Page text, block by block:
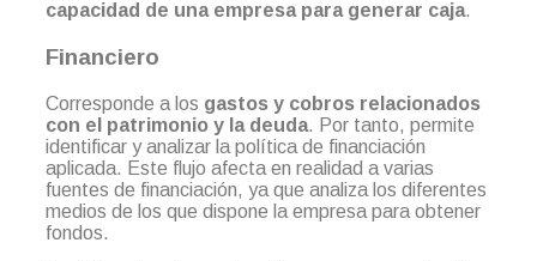
capacidad de una empresa para generar caja.
Financiero
Corresponde a los gastos y cobros relacionados
con el patrimonio y la deuda. Por tanto, permite
identificar y analizar la política de financiación
aplicada. Este flujo afecta en realidad a varias
fuentes de financiación, ya que analiza los diferentes
medios de los que dispone la empresa para obtener
fondos.